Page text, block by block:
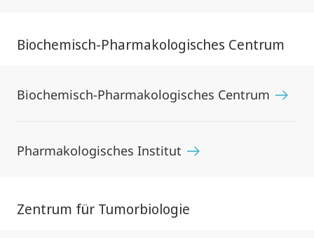
Biochemisch-Pharmakologisches Centrum
Biochemisch-Pharmakologisches Centrum
Pharmakologisches Institut
Zentrum für Tumorbiologie